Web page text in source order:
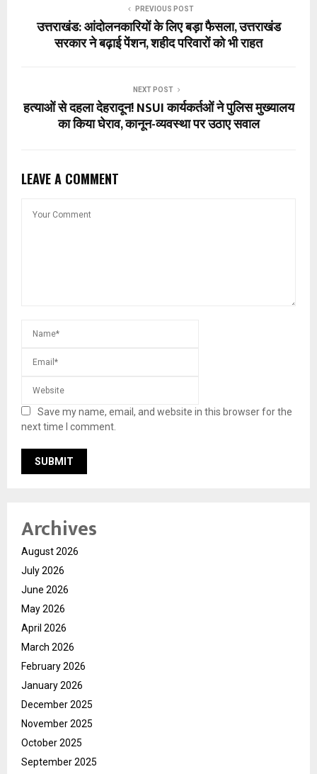
PREVIOUS POST
उत्तराखंड: आंदोलनकारियों के लिए बड़ा फैसला, उत्तराखंड
सरकार ने बढ़ाई पेंशन, शहीद परिवारों को भी राहत
NEXT POST
हत्याओं से दहला देहरादून! NSUI कार्यकर्तओं ने पुलिस मुख्यालय
का किया घेराव, कानून-व्यवस्था पर उठाए सवाल
LEAVE A COMMENT
Save my name, email, and website in this browser for the
next time I comment.
Archives
August 2026
July 2026
June 2026
May 2026
April 2026
March 2026
February 2026
January 2026
December 2025
November 2025
October 2025
September 2025